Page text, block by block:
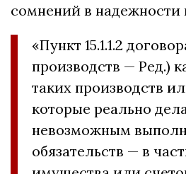
сомнений в надежности
«Пункт 15.1.1.2
производств — Ред.)
таких производств
которые реально
невозможным
обязательств — в